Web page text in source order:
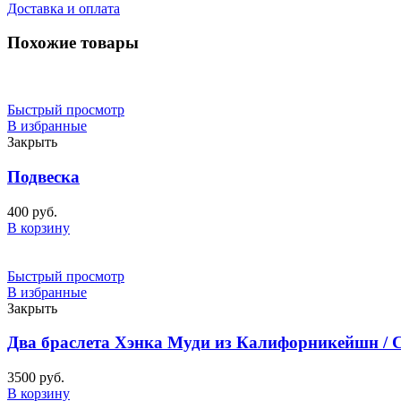
Доставка и оплата
Похожие товары
Быстрый просмотр
В избранные
Закрыть
Подвеска
400 руб.
В корзину
Быстрый просмотр
В избранные
Закрыть
Два браслета Хэнка Муди из Калифорникейшн /
3500 руб.
В корзину